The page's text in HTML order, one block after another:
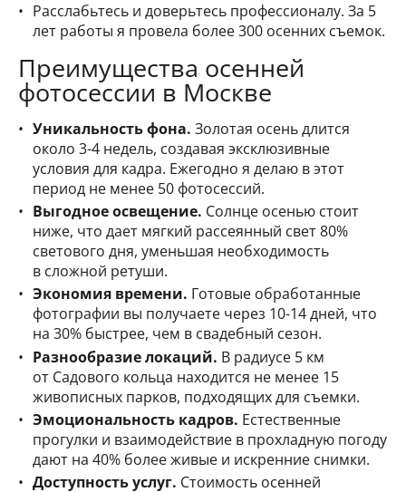
Расслабьтесь и доверьтесь профессионалу. За 5
лет работы я провела более 300 осенних съемок.
Преимущества осенней
фотосессии в Москве
Уникальность фона. Золотая осень длится
около 3-4 недель, создавая эксклюзивные
условия для кадра. Ежегодно я делаю в этот
период не менее 50 фотосессий.
Выгодное освещение. Солнце осенью стоит
ниже, что дает мягкий рассеянный свет 80%
светового дня, уменьшая необходимость
в сложной ретуши.
Экономия времени. Готовые обработанные
фотографии вы получаете через 10-14 дней, что
на 30% быстрее, чем в свадебный сезон.
Разнообразие локаций. В радиусе 5 км
от Садового кольца находится не менее 15
живописных парков, подходящих для съемки.
Эмоциональность кадров. Естественные
прогулки и взаимодействие в прохладную погоду
дают на 40% более живые и искренние снимки.
Доступность услуг. Стоимость осенней